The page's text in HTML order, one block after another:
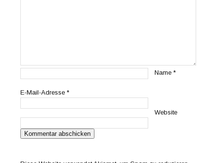
Name*
E-Mail-Adresse*
Website